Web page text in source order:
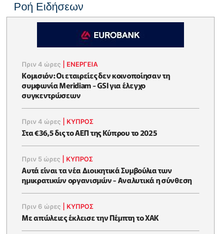
Ροή Ειδήσεων
Πριν 4 ώρες ΕΝΈΡΓΕΙΑ
Κομισιόν: Οι εταιρείες δεν κοινοποίησαν τη
συμφωνία Meridiam - GSI για έλεγχο
συγκεντρώσεων
Πριν 4 ώρες ΚΥΠΡΟΣ
Στα €36,5 δις το ΑΕΠ της Κύπρου το 2025
Πριν 5 ώρες ΚΥΠΡΟΣ
Αυτά είναι τα νέα Διοικητικά Συμβούλια των
ημικρατικών οργανισμών - Αναλυτικά η σύνθεση
Πριν 6 ώρες ΚΥΠΡΟΣ
Με απώλειες έκλεισε την Πέμπτη το ΧΑΚ